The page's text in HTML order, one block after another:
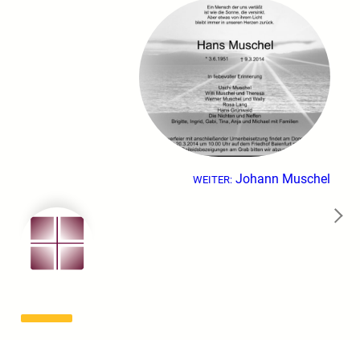
WEITER: Johann Muschel
→